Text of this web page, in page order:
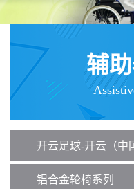
辅
开云足球-开云（中
铝合金轮椅系列